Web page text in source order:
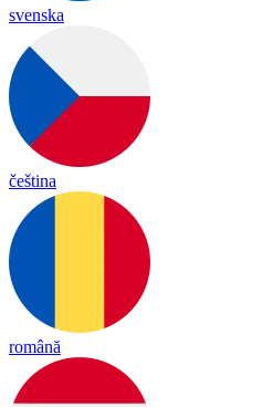
svenska
čeština
română